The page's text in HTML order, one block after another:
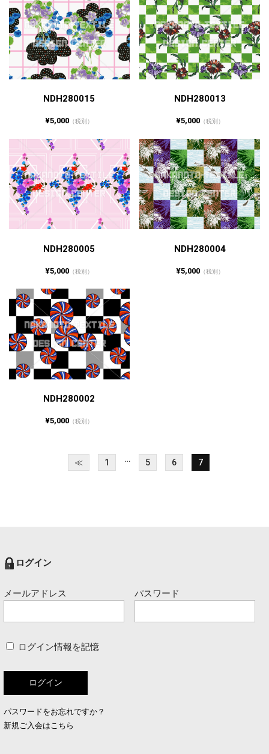
NDH280015
¥5,000 （税別）
NDH280013
¥5,000（税別）
NDH280005
¥5,000 （税別）
NDH280004
¥5,000（税別）
NDH280002
¥5,000 （税別）
≪ 1 … 5 6 7
ログイン
メールアドレス パスワード
ログイン情報を記憶
パスワードをお忘れですか？
新規ご入会はこちら